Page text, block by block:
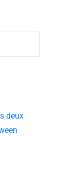
deux